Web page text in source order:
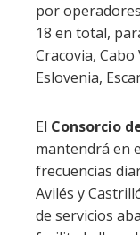
por
18 en total,
Cracovia,
Eslovenia,
El Consorcio
mantendrá en
frecuencias
Avilés y
de servicios